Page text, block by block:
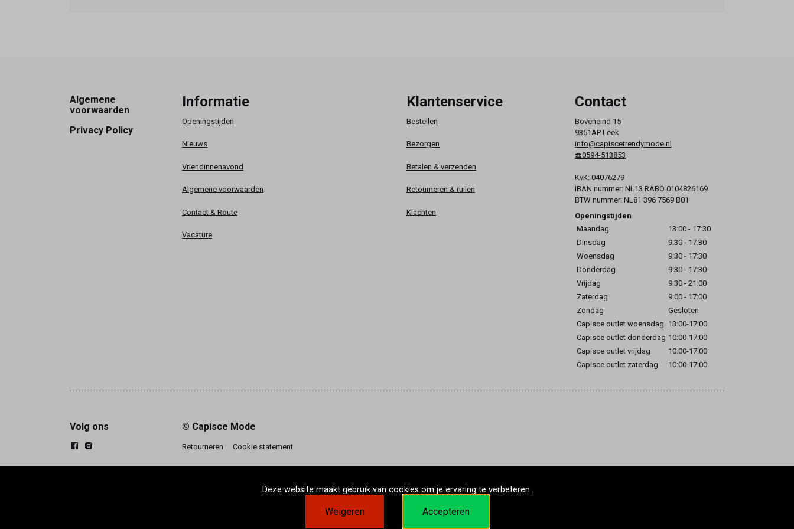
Footer
Algemene
voorwaarden
Privacy Policy
Informatie
Openingstijden
Nieuws
Vriendinnenavond
Algemene voorwaarden
Contact & Route
Vacature
Klantenservice
Bestellen
Bezorgen
Betalen & verzenden
Retourneren & ruilen
Klachten
Contact
Boveneind 15
9351AP Leek
info@capiscetrendymode.nl
☎️0594-513853
KvK: 04076279
IBAN nummer: NL13 RABO 0104826169
BTW nummer: NL81 396 7569 B01
Openingstijden
Maandag
13:00 - 17:30
Dinsdag
9:30 - 17:30
Woensdag
9:30 - 17:30
Donderdag
9:30 - 17:30
Vrijdag
9:30 - 21:00
Zaterdag
9:00 - 17:00
Zondag
Gesloten
Capisce outlet woensdag 13:00-17:00
Capisce outlet donderdag 10:00-17:00
Capisce outlet vrijdag
10:00-17:00
Capisce outlet zaterdag
10:00-17:00
Volg ons © Capisce Mode
Retourneren Cookie statement
Deze website maakt gebruik van cookies om je ervaring te verbeteren.
Weigeren Accepteren